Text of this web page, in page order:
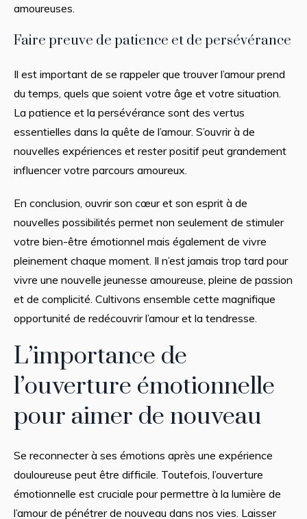
amoureuses.
Faire preuve de patience et de persévérance
Il est important de se rappeler que trouver l’amour prend
du temps, quels que soient votre âge et votre situation.
La patience et la persévérance sont des vertus
essentielles dans la quête de l’amour. S’ouvrir à de
nouvelles expériences et rester positif peut grandement
influencer votre parcours amoureux.
En conclusion, ouvrir son cœur et son esprit à de
nouvelles possibilités permet non seulement de stimuler
votre bien-être émotionnel mais également de vivre
pleinement chaque moment. Il n’est jamais trop tard pour
vivre une nouvelle jeunesse amoureuse, pleine de passion
et de complicité. Cultivons ensemble cette magnifique
opportunité de redécouvrir l’amour et la tendresse.
L’importance de
l’ouverture émotionnelle
pour aimer de nouveau
Se reconnecter à ses émotions après une expérience
douloureuse peut être difficile. Toutefois, l’ouverture
émotionnelle est cruciale pour permettre à la lumière de
l’amour de pénétrer de nouveau dans nos vies. Laisser